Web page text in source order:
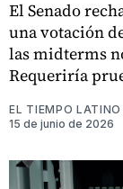
El Senado
una votación
las midterms
Requeriría
EL TIEMPO
15 de junio de 2026